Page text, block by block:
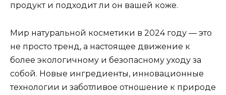
продукт и подходит ли он вашей коже.
Мир натуральной косметики в 2024 году — это
не просто тренд, а настоящее движение к
более экологичному и безопасному уходу за
собой. Новые ингредиенты, инновационные
технологии и заботливое отношение к природе